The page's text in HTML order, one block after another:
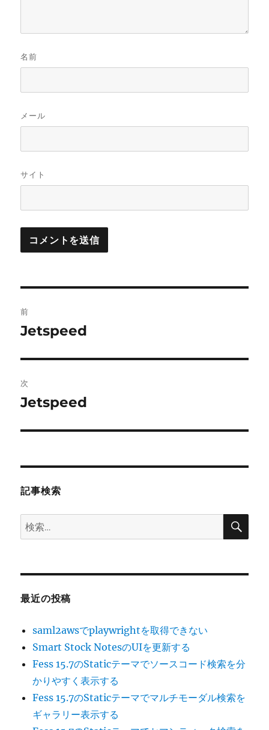
名前
メール
サイト
稿
ビ
ゲ
ー
前
前
投
稿:
Jetspeed
次
次
投
Jetspeed
記事検索
検
索:
検
最近の投稿
saml2awsでplaywrightを取得できない
Smart Stock NotesのUIを更新する
Fess 15.7のStaticテーマでソースコード検索を分
かりやすく表示する
Fess 15.7のStaticテーマでマルチモーダル検索を
ギャラリー表示する